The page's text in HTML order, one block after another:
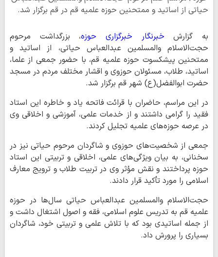
حیاتی از اساتید و ممتحنین حوزه علمیه قم در قم برگزار شد.
به گزارش خبرنگار خبرگزاری حوزه، بزرگداشت مرحوم
حجت‌الاسلام والمسلمین عبدالعباس حیاتی، از اساتید و
ممتحنین پیشکسوت حوزه علمیه قم، با حضور جمعی از علما،
اساتید، طلاب، مسئولان حوزوی و اقشار مختلف مردم در مسجد
حضرت ابوالفضل(ع) شهر قم برگزار شد.
در این مراسم، حاضران با قرائت فاتحه یاد و خاطره این استاد
فقید را گرامی داشتند و از خدمات علمی، آموزشی و اخلاقی وی
در عرصه حوزه‌های علمیه تجلیل کردند.
جمعی از شخصیت‌های حوزوی و شاگردان مرحوم حیاتی نیز در
سخنانی، به بیان ویژگی‌های علمی، اخلاقی و تربیتی این استاد
حوزه پرداختند و نقش مؤثر وی در تربیت طلاب و ترویج معارف
اسلامی را مورد تأکید قرار دادند.
حجت‌الاسلام والمسلمین عبدالعباس حیاتی سال‌ها در حوزه
علمیه قم به تدریس علوم اسلامی، فقه و اصول اشتغال داشت و
از جمله اساتیدی بود که با تلاش علمی و تربیتی خود، شاگردان
بسیاری را پرورش داد.